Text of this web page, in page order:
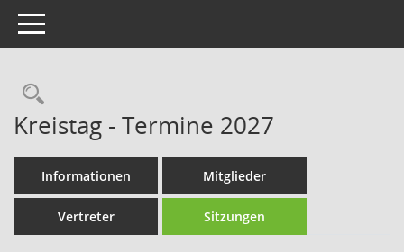
Toggle navigation
Rechercheauswahl
Kreistag - Termine 2027
Informationen Mitglieder
Vertreter Sitzungen